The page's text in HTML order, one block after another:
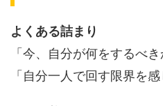
よくある詰まり
「今、自分が何をするべき
「自分一人で回す限界を感